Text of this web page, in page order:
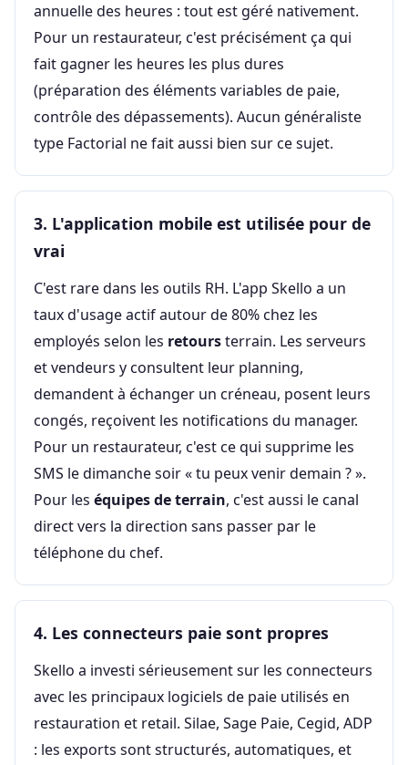
annuelle des heures : tout est géré nativement.
Pour un restaurateur, c'est précisément ça qui
fait gagner les heures les plus dures
(préparation des éléments variables de paie,
contrôle des dépassements). Aucun généraliste
type Factorial ne fait aussi bien sur ce sujet.
3. L'application mobile est utilisée pour de
vrai
C'est rare dans les outils RH. L'app Skello a un
taux d'usage actif autour de 80% chez les
employés selon les retoursterrain. Les serveurs
et vendeurs y consultent leur planning,
demandent à échanger un créneau, posent leurs
congés, reçoivent les notifications du manager.
Pour un restaurateur, c'est ce qui supprime les
SMS le dimanche soir « tu peux venir demain ? ».
Pour les équipes de terrain, c'est aussi le canal
direct vers la direction sans passer par le
téléphone du chef.
4. Les connecteurs paie sont propres
Skello a investi sérieusement sur les connecteurs
avec les principaux logiciels de paie utilisés en
restauration et retail. Silae, Sage Paie, Cegid, ADP
: les exports sont structurés, automatiques, et